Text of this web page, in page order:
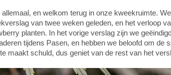
allemaal, en welkom terug in onze kweekruimte.
van twee weken geleden, en het verloop
planten. In het vorige verslag zijn we
tijdens Pasen, en hebben we beloofd om de
maakt schuld, dus geniet van de rest van het